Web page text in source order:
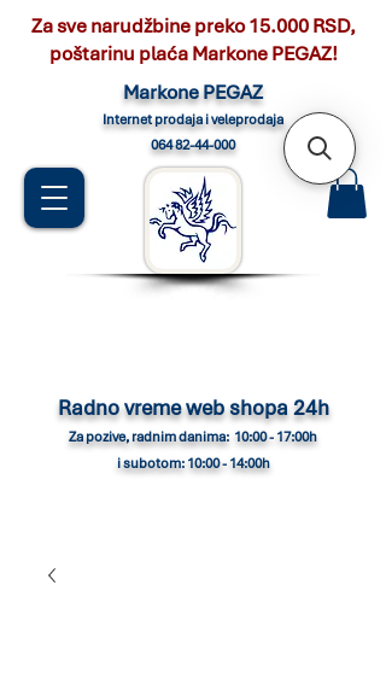
Markone PEGAZ
Internet prodaja i veleprodaja
064 82-44-000
Radno vreme web shopa 24h
Za pozive, radnim danima: 10:00 - 17:00h
i subotom: 10:00 - 14:00h
Za sve narudžbine preko 15.000 RSD,
poštarinu plaća Markone PEGAZ!